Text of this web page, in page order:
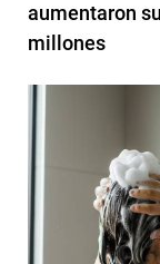
aumentaron
millones